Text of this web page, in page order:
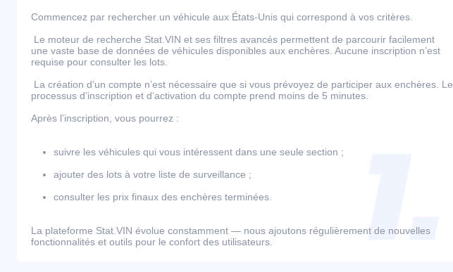
Commencez par rechercher un véhicule aux États-Unis qui correspond à vos critères.
Le moteur de recherche Stat.VIN et ses filtres avancés permettent de parcourir facilement
une vaste base de données de véhicules disponibles aux enchères. Aucune inscription n’est
requise pour consulter les lots.
La création d’un compte n’est nécessaire que si vous prévoyez de participer aux enchères. Le
processus d’inscription et d’activation du compte prend moins de 5 minutes.
Après l’inscription, vous pourrez :
suivre les véhicules qui vous intéressent dans une seule section ;
ajouter des lots à votre liste de surveillance ;
consulter les prix finaux des enchères terminées.
La plateforme Stat.VIN évolue constamment — nous ajoutons régulièrement de nouvelles
fonctionnalités et outils pour le confort des utilisateurs.